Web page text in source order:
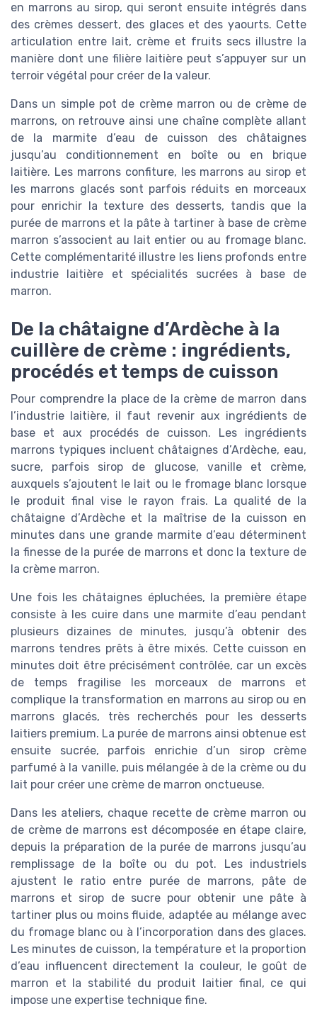
en marrons au sirop, qui seront ensuite intégrés dans
des crèmes dessert, des glaces et des yaourts. Cette
articulation entre lait, crème et fruits secs illustre la
manière dont une filière laitière peut s’appuyer sur un
terroir végétal pour créer de la valeur.
Dans un simple pot de crème marron ou de crème de
marrons, on retrouve ainsi une chaîne complète allant
de la marmite d’eau de cuisson des châtaignes
jusqu’au conditionnement en boîte ou en brique
laitière. Les marrons confiture, les marrons au sirop et
les marrons glacés sont parfois réduits en morceaux
pour enrichir la texture des desserts, tandis que la
purée de marrons et la pâte à tartiner à base de crème
marron s’associent au lait entier ou au fromage blanc.
Cette complémentarité illustre les liens profonds entre
industrie laitière et spécialités sucrées à base de
marron.
De la châtaigne d’Ardèche à la
cuillère de crème : ingrédients,
procédés et temps de cuisson
Pour comprendre la place de la crème de marron dans
l’industrie laitière, il faut revenir aux ingrédients de
base et aux procédés de cuisson. Les ingrédients
marrons typiques incluent châtaignes d’Ardèche, eau,
sucre, parfois sirop de glucose, vanille et crème,
auxquels s’ajoutent le lait ou le fromage blanc lorsque
le produit final vise le rayon frais. La qualité de la
châtaigne d’Ardèche et la maîtrise de la cuisson en
minutes dans une grande marmite d’eau déterminent
la finesse de la purée de marrons et donc la texture de
la crème marron.
Une fois les châtaignes épluchées, la première étape
consiste à les cuire dans une marmite d’eau pendant
plusieurs dizaines de minutes, jusqu’à obtenir des
marrons tendres prêts à être mixés. Cette cuisson en
minutes doit être précisément contrôlée, car un excès
de temps fragilise les morceaux de marrons et
complique la transformation en marrons au sirop ou en
marrons glacés, très recherchés pour les desserts
laitiers premium. La purée de marrons ainsi obtenue est
ensuite sucrée, parfois enrichie d’un sirop crème
parfumé à la vanille, puis mélangée à de la crème ou du
lait pour créer une crème de marron onctueuse.
Dans les ateliers, chaque recette de crème marron ou
de crème de marrons est décomposée en étape claire,
depuis la préparation de la purée de marrons jusqu’au
remplissage de la boîte ou du pot. Les industriels
ajustent le ratio entre purée de marrons, pâte de
marrons et sirop de sucre pour obtenir une pâte à
tartiner plus ou moins fluide, adaptée au mélange avec
du fromage blanc ou à l’incorporation dans des glaces.
Les minutes de cuisson, la température et la proportion
d’eau influencent directement la couleur, le goût de
marron et la stabilité du produit laitier final, ce qui
impose une expertise technique fine.